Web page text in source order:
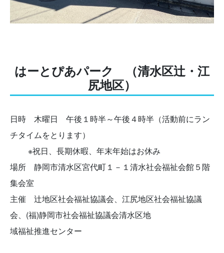
はーとぴあパーク （清水区辻・江
尻地区）
日時 木曜日 午後１時半～午後４時半（活動前にラン
チタイムをとります）
※祝日、長期休暇、年末年始はお休み
場所 静岡市清水区宮代町１－１清水社会福祉会館５階
集会室
主催 辻地区社会福祉協議会、江尻地区社会福祉協議
会、(福)静岡市社会福祉協議会清水区地
域福祉推進センター